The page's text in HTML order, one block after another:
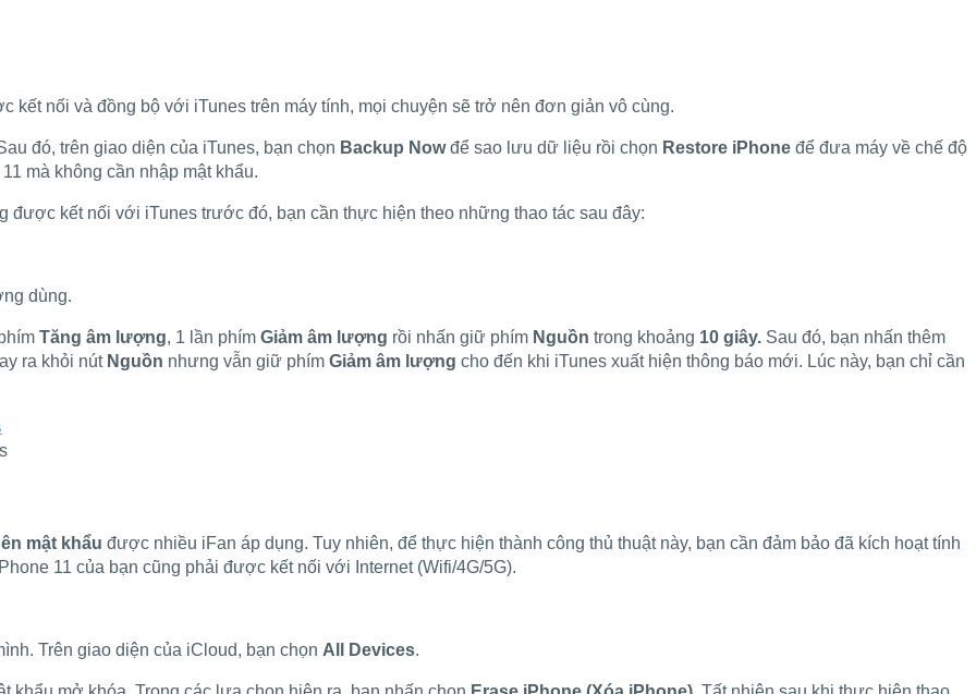
nối và đồng bộ với iTunes trên máy tính, mọi chuyện sẽ trở nên đơn giản vô cùng.
đó, trên giao diện của iTunes, bạn chọn Backup Nowđể sao lưu dữ liệu rồi chọn Restore iPhone để đưa máy về chế độ
mà không cần nhập mật khẩu.
kết nối với iTunes trước đó, bạn cần thực hiện theo những thao tác sau đây:
dùng.
Tăng âm lượng, 1 lần phím Giảm âm lượng rồi nhấn giữ phím Nguồn trong khoảng 10 giây. Sau đó, bạn nhấn thêm
ra khỏi nútNguồn nhưng vẫn giữ phím Giảm âm lượng cho đến khi iTunes xuất hiện thông báo mới. Lúc này, bạn chỉ cần
mật khẩu được nhiều iFan áp dụng. Tuy nhiên, để thực hiện thành công thủ thuật này, bạn cần đảm bảo đã kích hoạt tính
11 của bạn cũng phải được kết nối với Internet (Wifi/4G/5G).
Trên giao diện của iCloud, bạn chọn All Devices.